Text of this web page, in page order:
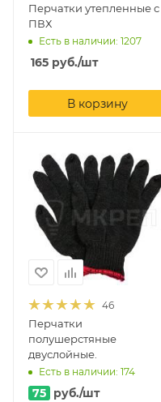
Перчатки утепленные с
ПВХ
Есть в наличии: 1207
165 руб./шт
В корзину
46
Перчатки
полушерстяные
двуслойные.
Есть в наличии: 174
75 руб./шт